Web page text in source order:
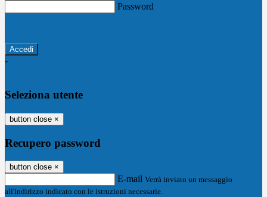
Password
-
Seleziona utente
button close ×
Recupero password
button close ×
E-mail Verrà inviato un messaggio
all'indirizzo indicato con le istruzioni necessarie.